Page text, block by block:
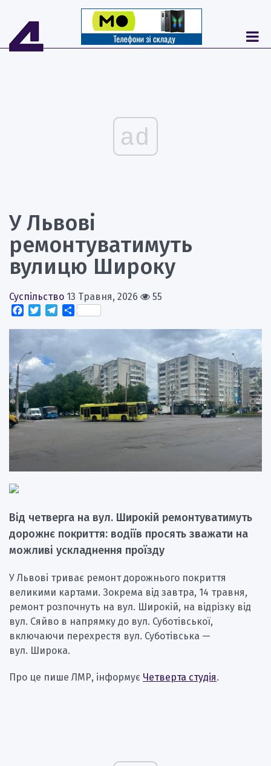
ad
У Львові
ремонтуватимуть
вулицю Широку
Суспільство 13 Травня, 2026
55
Facebook
TwitterTelegram
Поділитися
Від четверга на вул. Широкій ремонтуватимуть
дорожнє покриття: водіїв просять зважати на
можливі ускладнення проїзду
У Львові триває ремонт дорожнього покриття
великими картами. Зокрема від завтра, 14 травня,
ремонт розпочнуть на вул. Широкій, на відрізку від
вул. Сяйво в напрямку до вул. Суботівської,
включаючи перехрестя вул. Суботівська —
вул. Широка.
Про це пише ЛМР, інформує Четверта студія.